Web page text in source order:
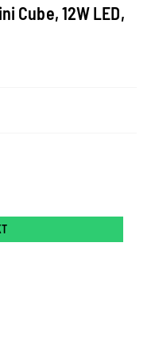
Cube, 12W LED,